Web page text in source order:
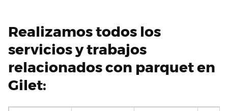
Realizamos todos los
servicios y trabajos
relacionados con parquet en
Gilet: